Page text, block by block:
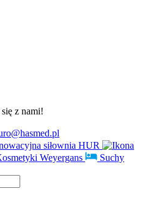
z nami!
siłownia HUR
Weyergans
Suchy